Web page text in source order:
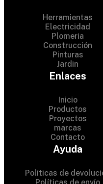
Herramientas
Electricidad
Plomeria
Construcción
Pinturas
Jardin
Enlaces
Inicio
Productos
Proyectos
marcas
Contacto
Ayuda
Políticas de
Políticas de envío